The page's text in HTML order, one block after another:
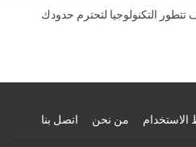
التكنولوجيا لتحترم حدودك
من نحن اتصل بنا